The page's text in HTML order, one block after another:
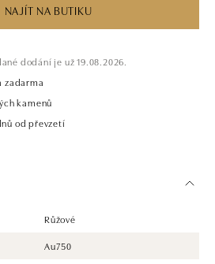
NAJÍT NA BUTIKU
dodání je už 19.08.2026.
zadarma
kamenů
od převzetí
Růžové
Au750